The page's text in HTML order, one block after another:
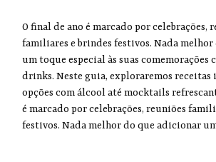
O final de ano é marcado por celebrações,
familiares e brindes festivos. Nada
um toque especial às suas comemorações
drinks. Neste guia, exploraremos receitas
opções com álcool até mocktails
é marcado por celebrações, reuniões
festivos. Nada melhor do que adicionar